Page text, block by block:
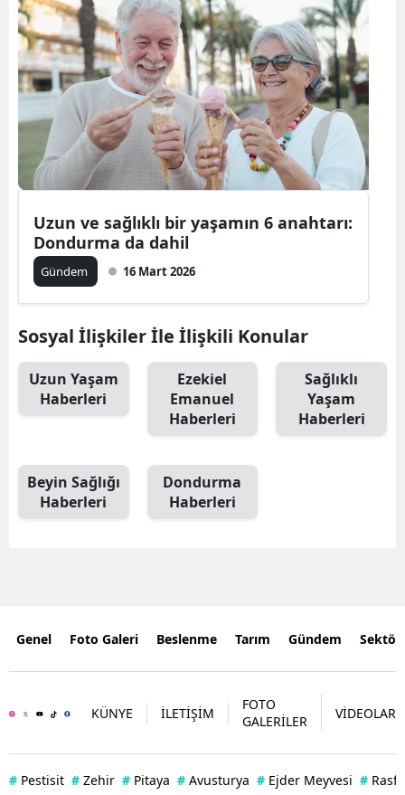
Uzun ve sağlıklı bir yaşamın 6 anahtarı:
Dondurma da dahil
Gündem 16 Mart 2026
Sosyal İlişkiler İle İlişkili Konular
Uzun Yaşam
Haberleri
Ezekiel
Emanuel
Haberleri
Sağlıklı
Yaşam
Haberleri
Beyin Sağlığı
Haberleri
Dondurma
Haberleri
Genel Foto Galeri Beslenme Tarım Gündem
KÜNYE İLETİŞİM
FOTO
GALERİLER
VİDEOLAR
# Pestisit # Zehir # Pitaya # Avusturya # Ejder Meyvesi # Rasff